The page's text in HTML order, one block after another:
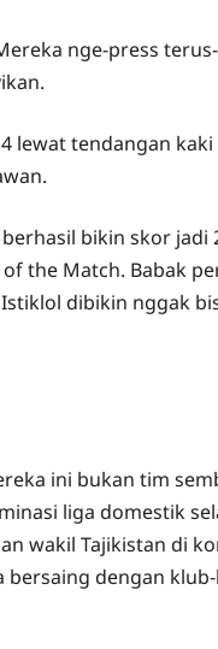
nge-press
tendangan kaki
bikin skor jadi
the Match. Babak
dibikin nggak
ini bukan tim
liga domestik
wakil Tajikistan di
dengan